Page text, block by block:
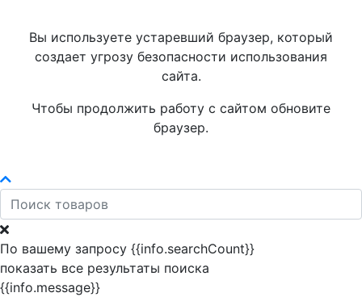
Вы используете устаревший браузер, который
создает угрозу безопасности использования
сайта.
Чтобы продолжить работу с сайтом обновите
браузер.
По вашему запросу {{info.searchCount}}
показать все результаты поиска
{{info.message}}